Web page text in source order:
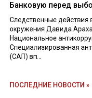
Банковую перед
Следственные
окружения Давида
Национальное
Специализированная
(САП) вп...
ПОСЛЕДНИЕ НОВОСТИ »